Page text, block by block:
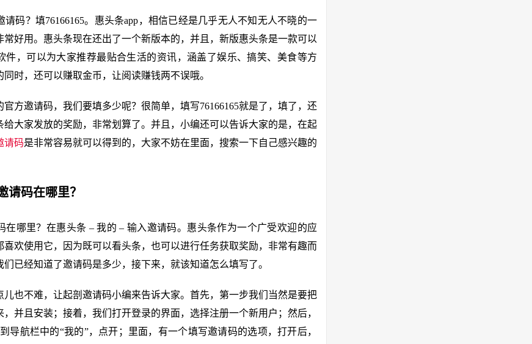
请码？填76166165。惠头条app，相信已经是几乎无人不知无人不晓的一
常好用。惠头条现在还出了一个新版本的，并且，新版惠头条是一款可以
件，可以为大家推荐最贴合生活的资讯，涵盖了娱乐、搞笑、美食等方
时，还可以赚取金币，让阅读赚钱两不误哦。
官方邀请码，我们要填多少呢？很简单，填写76166165就是了，填了，还
给大家发放的奖励，非常划算了。并且，小编还可以告诉大家的是，在起
请码是非常容易就可以得到的，大家不妨在里面，搜索一下自己感兴趣的
请码在哪里？
在哪里？在惠头条 – 我的 – 输入邀请码。惠头条作为一个广受欢迎的应
喜欢使用它，因为既可以看头条，也可以进行任务获取奖励，非常有趣而
们已经知道了邀请码是多少，接下来，就该知道怎么填写了。
儿也不难，让起剖邀请码小编来告诉大家。首先，第一步我们当然是要把
并且安装；接着，我们打开登录的界面，选择注册一个新用户；然后，
导航栏中的“我的”，点开；里面，有一个填写邀请码的选项，打开后，